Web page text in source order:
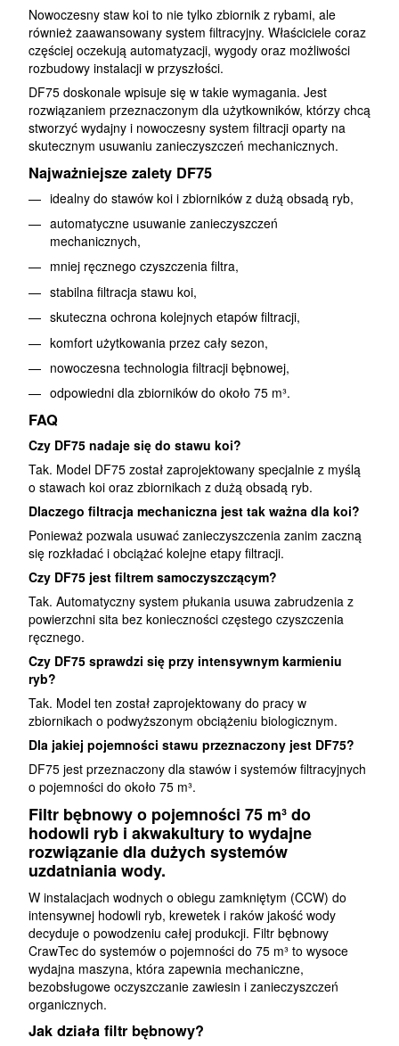
Nowoczesny staw koi to nie tylko zbiornik z rybami, ale
również zaawansowany system filtracyjny. Właściciele coraz
częściej oczekują automatyzacji, wygody oraz możliwości
rozbudowy instalacji w przyszłości.
DF75 doskonale wpisuje się w takie wymagania. Jest
rozwiązaniem przeznaczonym dla użytkowników, którzy chcą
stworzyć wydajny i nowoczesny system filtracji oparty na
skutecznym usuwaniu zanieczyszczeń mechanicznych.
Najważniejsze zalety DF75
idealny do stawów koi i zbiorników z dużą obsadą ryb,
automatyczne usuwanie zanieczyszczeń
mechanicznych,
mniej ręcznego czyszczenia filtra,
stabilna filtracja stawu koi,
skuteczna ochrona kolejnych etapów filtracji,
komfort użytkowania przez cały sezon,
nowoczesna technologia filtracji bębnowej,
odpowiedni dla zbiorników do około 75 m³.
FAQ
Czy DF75 nadaje się do stawu koi?
Tak. Model DF75 został zaprojektowany specjalnie z myślą
o stawach koi oraz zbiornikach z dużą obsadą ryb.
Dlaczego filtracja mechaniczna jest tak ważna dla koi?
Ponieważ pozwala usuwać zanieczyszczenia zanim zaczną
się rozkładać i obciążać kolejne etapy filtracji.
Czy DF75 jest filtrem samoczyszczącym?
Tak. Automatyczny system płukania usuwa zabrudzenia z
powierzchni sita bez konieczności częstego czyszczenia
ręcznego.
Czy DF75 sprawdzi się przy intensywnym karmieniu
ryb?
Tak. Model ten został zaprojektowany do pracy w
zbiornikach o podwyższonym obciążeniu biologicznym.
Dla jakiej pojemności stawu przeznaczony jest DF75?
DF75 jest przeznaczony dla stawów i systemów filtracyjnych
o pojemności do około 75 m³.
Filtr bębnowy o pojemności 75 m³ do
hodowli ryb i akwakultury to wydajne
rozwiązanie dla dużych systemów
uzdatniania wody.
W instalacjach wodnych o obiegu zamkniętym (CCW) do
intensywnej hodowli ryb, krewetek i raków jakość wody
decyduje o powodzeniu całej produkcji. Filtr bębnowy
CrawTec do systemów o pojemności do 75 m³ to wysoce
wydajna maszyna, która zapewnia mechaniczne,
bezobsługowe oczyszczanie zawiesin i zanieczyszczeń
organicznych.
Jak działa filtr bębnowy?